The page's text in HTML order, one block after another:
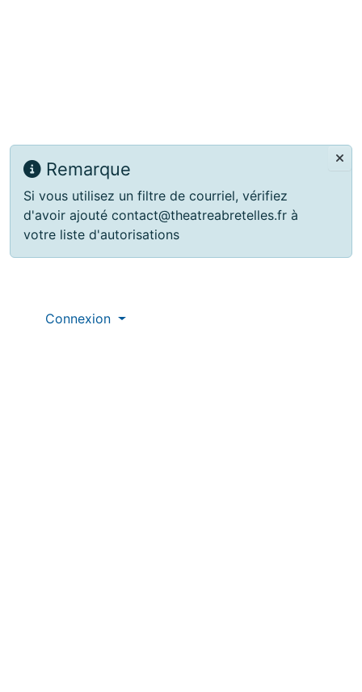
Remarque
Si vous utilisez un filtre de courriel, vérifiez
d'avoir ajouté contact@theatreabretelles.fr à
votre liste d'autorisations
Site information, links, etc.
Connexion